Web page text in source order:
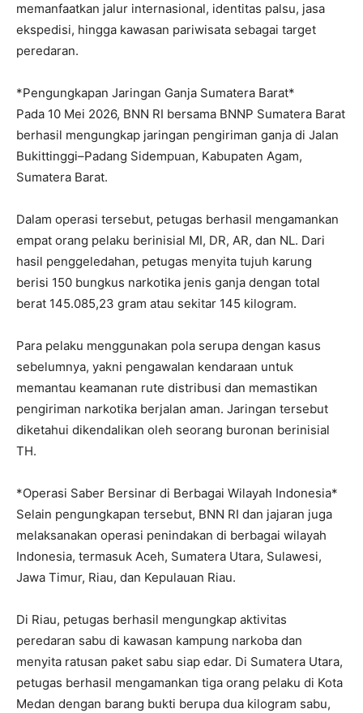
memanfaatkan jalur internasional, identitas palsu, jasa
ekspedisi, hingga kawasan pariwisata sebagai target
peredaran.
*Pengungkapan Jaringan Ganja Sumatera Barat*
Pada 10 Mei 2026, BNN RI bersama BNNP Sumatera Barat
berhasil mengungkap jaringan pengiriman ganja di Jalan
Bukittinggi–Padang Sidempuan, Kabupaten Agam,
Sumatera Barat.
Dalam operasi tersebut, petugas berhasil mengamankan
empat orang pelaku berinisial MI, DR, AR, dan NL. Dari
hasil penggeledahan, petugas menyita tujuh karung
berisi 150 bungkus narkotika jenis ganja dengan total
berat 145.085,23 gram atau sekitar 145 kilogram.
Para pelaku menggunakan pola serupa dengan kasus
sebelumnya, yakni pengawalan kendaraan untuk
memantau keamanan rute distribusi dan memastikan
pengiriman narkotika berjalan aman. Jaringan tersebut
diketahui dikendalikan oleh seorang buronan berinisial
TH.
*Operasi Saber Bersinar di Berbagai Wilayah Indonesia*
Selain pengungkapan tersebut, BNN RI dan jajaran juga
melaksanakan operasi penindakan di berbagai wilayah
Indonesia, termasuk Aceh, Sumatera Utara, Sulawesi,
Jawa Timur, Riau, dan Kepulauan Riau.
Di Riau, petugas berhasil mengungkap aktivitas
peredaran sabu di kawasan kampung narkoba dan
menyita ratusan paket sabu siap edar. Di Sumatera Utara,
petugas berhasil mengamankan tiga orang pelaku di Kota
Medan dengan barang bukti berupa dua kilogram sabu,